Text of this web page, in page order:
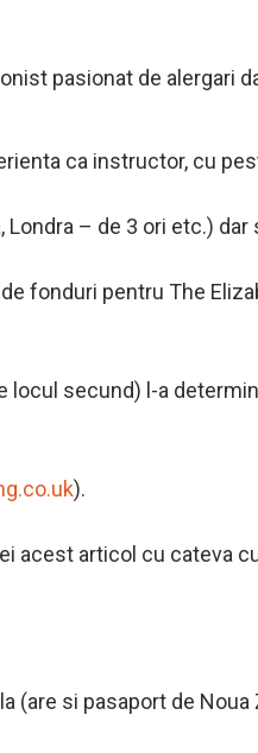
pasionat de alergari
ca instructor, cu
– de 3 ori etc.)
fonduri pentru The
secund) l-a
).
acest articol cu cateva
(are si pasaport de